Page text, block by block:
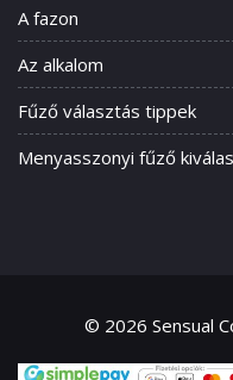
A fazon
Az alkalom
Fűző választás tippek
Menyasszonyi fűző
© 2026 Sensual